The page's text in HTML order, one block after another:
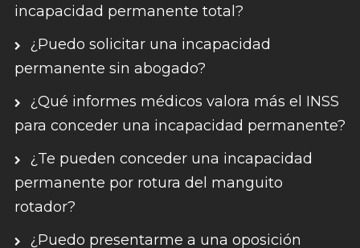
incapacidad permanente total?
¿Puedo solicitar una incapacidad
permanente sin abogado?
¿Qué informes médicos valora más el INSS
para conceder una incapacidad permanente?
¿Te pueden conceder una incapacidad
permanente por rotura del manguito
rotador?
¿Puedo presentarme a una oposición